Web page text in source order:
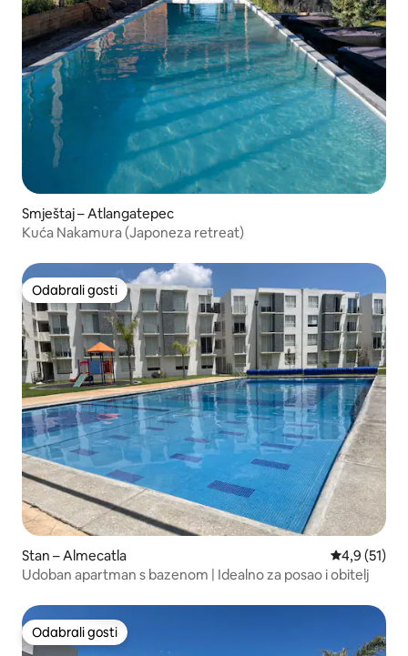
Smještaj – Atlangatepec
Kuća Nakamura (Japoneza retreat)
Odabrali gosti
Odabrali gosti
Stan – Almecatla Prosječna
4,9 (51)
Udoban apartman s bazenom | Idealno za posao i obitelj
Odabrali gosti
Odabrali gosti